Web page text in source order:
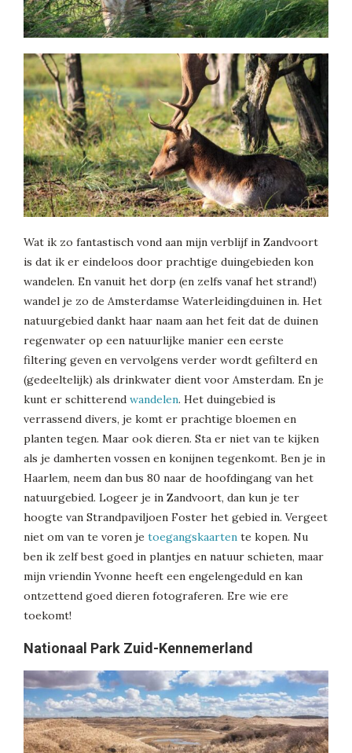
Wat ik zo fantastisch vond aan mijn verblijf in Zandvoort
is dat ik er eindeloos door prachtige duingebieden kon
wandelen. En vanuit het dorp (en zelfs vanaf het strand!)
wandel je zo de Amsterdamse Waterleidingduinen in. Het
natuurgebied dankt haar naam aan het feit dat de duinen
regenwater op een natuurlijke manier een eerste
filtering geven en vervolgens verder wordt gefilterd en
(gedeeltelijk) als drinkwater dient voor Amsterdam. En je
kunt er schitterend wandelen. Het duingebied is
verrassend divers, je komt er prachtige bloemen en
planten tegen. Maar ook dieren. Sta er niet van te kijken
als je damherten vossen en konijnen tegenkomt. Ben je in
Haarlem, neem dan bus 80 naar de hoofdingang van het
natuurgebied. Logeer je in Zandvoort, dan kun je ter
hoogte van Strandpaviljoen Foster het gebied in. Vergeet
niet om van te voren je toegangskaarten te kopen. Nu
ben ik zelf best goed in plantjes en natuur schieten, maar
mijn vriendin Yvonne heeft een engelengeduld en kan
ontzettend goed dieren fotograferen. Ere wie ere
toekomt!
Nationaal Park Zuid-Kennemerland